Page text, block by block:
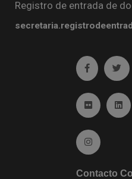
Registro de entrada de
Ir a
Ir a Flickr
Ir
Ir a
Contacto